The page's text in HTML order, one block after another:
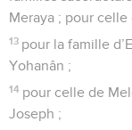
Meraya ; pour celle
13 pour la famille
Yohanân ;
14 pour celle de
Joseph ;